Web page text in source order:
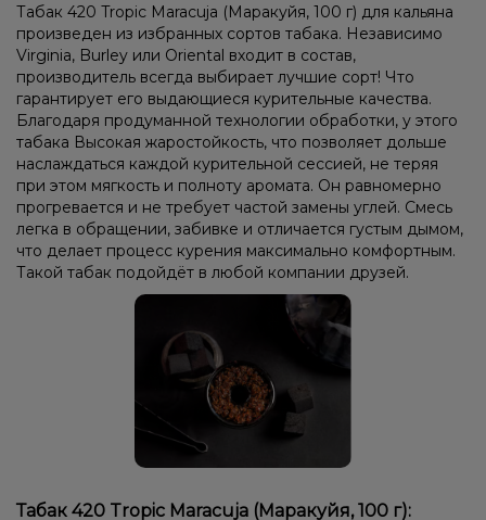
Табак 420 Tropic Maracuja (Маракуйя, 100 г) для кальяна
произведен из избранных сортов табака. Независимо
Virginia, Burley или Oriental входит в состав,
производитель всегда выбирает лучшие сорт! Что
гарантирует его выдающиеся курительные качества.
Благодаря продуманной технологии обработки, у этого
табака Высокая жаростойкость, что позволяет дольше
наслаждаться каждой курительной сессией, не теряя
при этом мягкость и полноту аромата. Он равномерно
прогревается и не требует частой замены углей. Смесь
легка в обращении, забивке и отличается густым дымом,
что делает процесс курения максимально комфортным.
Такой табак подойдёт в любой компании друзей.
Табак 420 Tropic Maracuja (Маракуйя, 100 г):